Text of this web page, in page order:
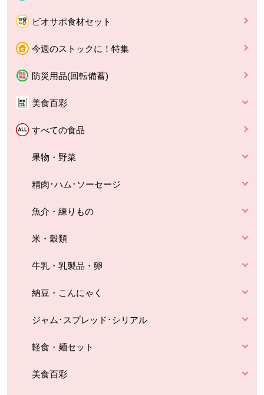
ビオサポ食材セット
今週のストックに！特集
防災用品(回転備蓄)
美食百彩
すべての食品
果物・野菜
精肉･ハム･ソーセージ
魚介・練りもの
米・穀類
牛乳・乳製品・卵
納豆・こんにゃく
ジャム･スプレッド･シリアル
軽食・麺セット
美食百彩